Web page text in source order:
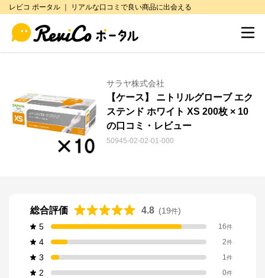
レビコ ポータル ｜ リアルな口コミで良い商品に出会える
サラヤ株式会社
【ケース】 ニトリルグローブ エク
ステンド ホワイト XS 200枚 × 10
の口コミ・レビュー
50945-02-02-01-000
総合評価 4.8 (19件)
5
16件
4 2件
3 1件
2 0件